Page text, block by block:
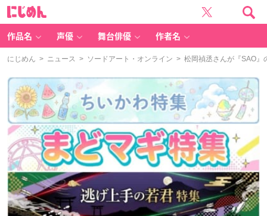
作品名 声優 舞台俳優 作者名
にじめん > ニュース > ソードアート・オンライン > 松岡禎丞さんが『SAO』